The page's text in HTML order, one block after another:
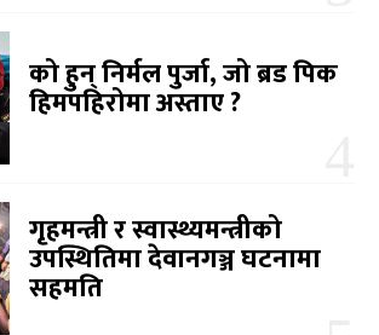
को हुन् निर्मल पुर्जा, जो ब्रड पिक
हिमपहिरोमा अस्ताए ?
गृहमन्त्री र स्वास्थ्यमन्त्रीको
उपस्थितिमा देवानगञ्ज घटनामा
सहमति